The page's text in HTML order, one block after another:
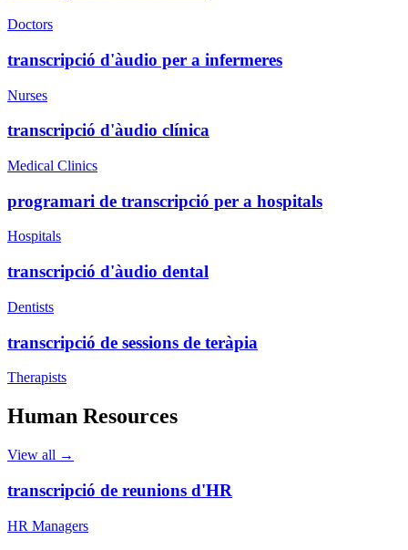
Doctors
transcripció d'àudio per a infermeres
Nurses
transcripció d'àudio clínica
Medical Clinics
programari de transcripció per a hospitals
Hospitals
transcripció d'àudio dental
Dentists
transcripció de sessions de teràpia
Therapists
Human Resources
View all →
transcripció de reunions d'HR
HR Managers